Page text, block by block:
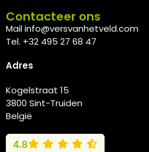
Contacteer ons
Mail info@versvanhetveld.com
Tel. +32 495 27 68 47
Adres
Kogelstraat 15
3800 Sint-Truiden
België
4.8